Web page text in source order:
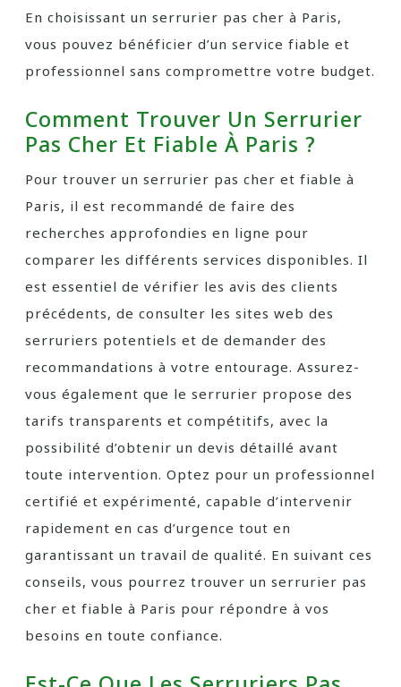
En choisissant un serrurier pas cher à Paris,
vous pouvez bénéficier d’un service fiable et
professionnel sans compromettre votre budget.
Comment Trouver Un Serrurier
Pas Cher Et Fiable À Paris ?
Pour trouver un serrurier pas cher et fiable à
Paris, il est recommandé de faire des
recherches approfondies en ligne pour
comparer les différents services disponibles. Il
est essentiel de vérifier les avis des clients
précédents, de consulter les sites web des
serruriers potentiels et de demander des
recommandations à votre entourage. Assurez-
vous également que le serrurier propose des
tarifs transparents et compétitifs, avec la
possibilité d’obtenir un devis détaillé avant
toute intervention. Optez pour un professionnel
certifié et expérimenté, capable d’intervenir
rapidement en cas d’urgence tout en
garantissant un travail de qualité. En suivant ces
conseils, vous pourrez trouver un serrurier pas
cher et fiable à Paris pour répondre à vos
besoins en toute confiance.